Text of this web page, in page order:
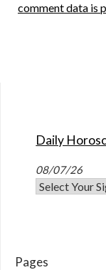
comment data is
Daily
08/07/26
Pages